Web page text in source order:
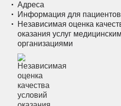
Адреса
Информация для пациентов
Независимая оценка
оказания услуг
организациями